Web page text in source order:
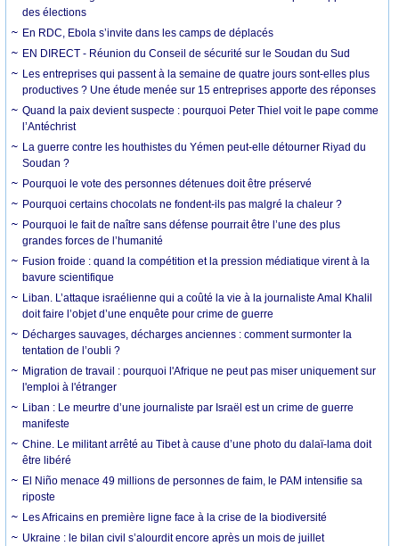
des élections
En RDC, Ebola s’invite dans les camps de déplacés
EN DIRECT - Réunion du Conseil de sécurité sur le Soudan du Sud
Les entreprises qui passent à la semaine de quatre jours sont-elles plus
productives ? Une étude menée sur 15 entreprises apporte des réponses
Quand la paix devient suspecte : pourquoi Peter Thiel voit le pape comme
l’Antéchrist
La guerre contre les houthistes du Yémen peut-elle détourner Riyad du
Soudan ?
Pourquoi le vote des personnes détenues doit être préservé
Pourquoi certains chocolats ne fondent-ils pas malgré la chaleur ?
Pourquoi le fait de naître sans défense pourrait être l’une des plus
grandes forces de l’humanité
Fusion froide : quand la compétition et la pression médiatique virent à la
bavure scientifique
Liban. L’attaque israélienne qui a coûté la vie à la journaliste Amal Khalil
doit faire l’objet d’une enquête pour crime de guerre
Décharges sauvages, décharges anciennes : comment surmonter la
tentation de l’oubli ?
Migration de travail : pourquoi l'Afrique ne peut pas miser uniquement sur
l'emploi à l'étranger
Liban : Le meurtre d’une journaliste par Israël est un crime de guerre
manifeste
Chine. Le militant arrêté au Tibet à cause d’une photo du dalaï-lama doit
être libéré
El Niño menace 49 millions de personnes de faim, le PAM intensifie sa
riposte
Les Africains en première ligne face à la crise de la biodiversité
Ukraine : le bilan civil s’alourdit encore après un mois de juillet